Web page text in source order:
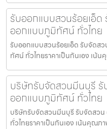
รับออกแบบสวนร้อยเอ็
ออกแบบภูมิทัศน์ ทั่วไทย
รับออกแบบสวนร้อยเอ็ด รับจัด
ทัศน์ ทั่วไทยราคาเป็นกันเอง เน้
บริษัทรับจัดสวนมีนบุรี
ออกแบบภูมิทัศน์ ทั่วไทย
บริษัทรับจัดสวนมีนบุรี รับจัดสว
ทั่วไทยราคาเป็นกันเอง เน้นคุณภ